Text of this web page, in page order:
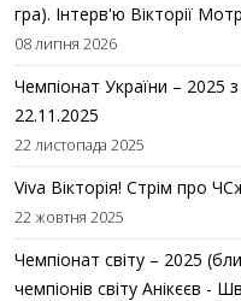
гра). Інтерв'ю Вікторії
08 липня 2026
Чемпіонат України – 2025
22.11.2025
22 листопада 2025
Viva Вікторія! Стрім про
22 жовтня 2025
Чемпіонат світу – 2025
чемпіонів світу Анікєєв -